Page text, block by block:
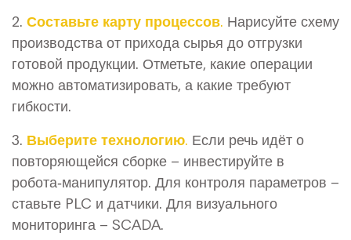
2. Составьте карту процессов. Нарисуйте схему
производства от прихода сырья до отгрузки
готовой продукции. Отметьте, какие операции
можно автоматизировать, а какие требуют
гибкости.
3. Выберите технологию. Если речь идёт о
повторяющейся сборке – инвестируйте в
робота‑манипулятор. Для контроля параметров –
ставьте PLC и датчики. Для визуального
мониторинга – SCADA.